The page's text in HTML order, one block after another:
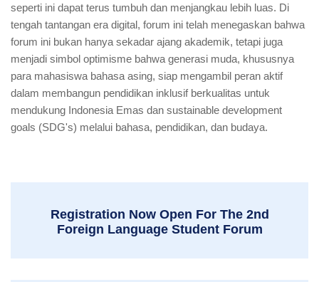
seperti ini dapat terus tumbuh dan menjangkau lebih luas. Di
tengah tantangan era digital, forum ini telah menegaskan bahwa
forum ini bukan hanya sekadar ajang akademik, tetapi juga
menjadi simbol optimisme bahwa generasi muda, khususnya
para mahasiswa bahasa asing, siap mengambil peran aktif
dalam membangun pendidikan inklusif berkualitas untuk
mendukung Indonesia Emas dan sustainable development
goals (SDG's) melalui bahasa, pendidikan, dan budaya.
Registration Now Open For The 2nd
Foreign Language Student Forum